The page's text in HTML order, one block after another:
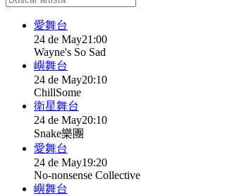
愛舞台
24 de May21:00
Wayne's So Sad
嶼舞台
24 de May20:10
ChillSome
衛星舞台
24 de May20:10
Snake樂團
愛舞台
24 de May19:20
No-nonsense Collective
嶼舞台